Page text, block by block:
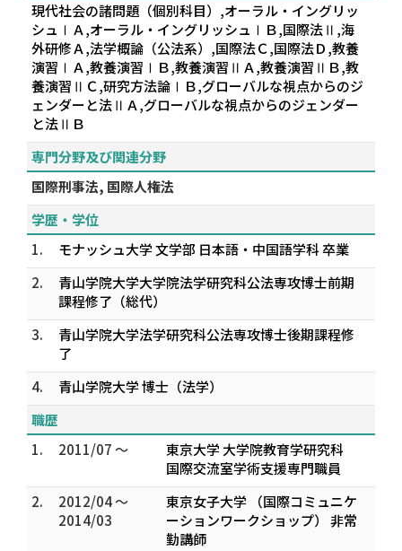
現代社会の諸問題（個別科目）,オーラル・イングリッ
シュⅠＡ,オーラル・イングリッシュⅠＢ,国際法Ⅱ,海
外研修Ａ,法学概論（公法系）,国際法Ｃ,国際法Ｄ,教養
演習ⅠＡ,教養演習ⅠＢ,教養演習ⅡＡ,教養演習ⅡＢ,教
養演習ⅡＣ,研究方法論ⅠＢ,グローバルな視点からのジ
ェンダーと法ⅡＡ,グローバルな視点からのジェンダー
と法ⅡＢ
専門分野及び関連分野
国際刑事法, 国際人権法
学歴・学位
1.
モナッシュ大学 文学部 日本語・中国語学科 卒業
2.
青山学院大学大学院法学研究科公法専攻博士前期
課程修了（総代）
3.
青山学院大学法学研究科公法専攻博士後期課程修
了
4.
青山学院大学 博士（法学）
職歴
1.
2011/07 ～
東京大学 大学院教育学研究科
国際交流室学術支援専門職員
2.
2012/04 ～
2014/03
東京女子大学 （国際コミュニケ
ーションワークショップ） 非常
勤講師